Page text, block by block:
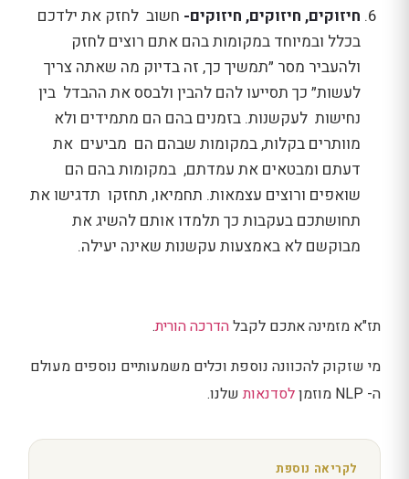
חיזוקים, חיזוקים, חיזוקים- חשוב לחזק את ילדכם
בכלל ובמיוחד במקומות בהם אתם רוצים לחזק
ולהעביר מסר ״תמשיך כך, זה בדיוק מה שאתה צריך
לעשות״ כך תסייעו להם להבין ולבסס את ההבדל בין
נחישות לעקשנות. בזמנים בהם הם מתמידים ולא
מוותרים בקלות, במקומות שבהם הם מביעים את
דעתם ומבטאים את עמדתם, במקומות בהם הם
שואפים ורוצים עצמאות. תחמיאו, תחזקו תדגישו את
תחושתכם בעקבות כך תלמדו אותם להשיג את
מבוקשם לא באמצעות עקשנות שאינה יעילה.
תז"א מזמינה אתכם לקבלהדרכה הורית.
מי שזקוק להכוונה נוספת וכלים משמעותיים נוספים מעולם
ה- NLP מוזמן
לסדנאותשלנו.
לקריאה נוספת